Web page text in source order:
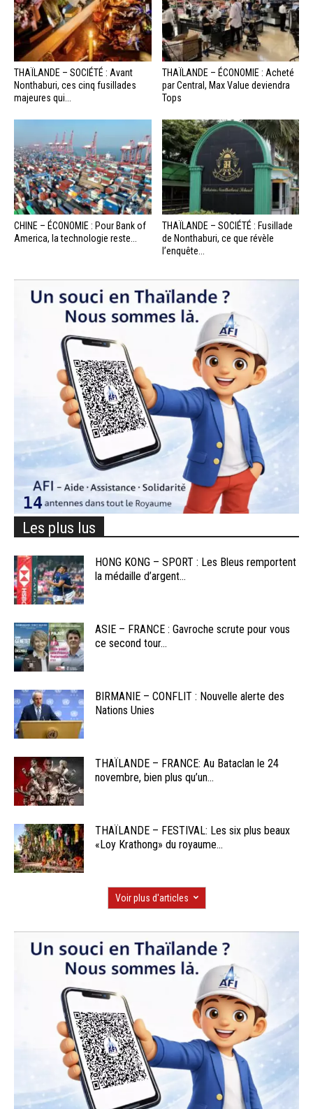
THAÏLANDE – SOCIÉTÉ : Avant
Nonthaburi, ces cinq fusillades
majeures qui...
THAÏLANDE – ÉCONOMIE : Acheté
par Central, Max Value deviendra
Tops
CHINE – ÉCONOMIE : Pour Bank of
America, la technologie reste...
THAÏLANDE – SOCIÉTÉ : Fusillade
de Nonthaburi, ce que révèle
l’enquête...
Les plus lus
HONG KONG – SPORT : Les Bleus remportent
la médaille d’argent...
ASIE – FRANCE : Gavroche scrute pour vous
ce second tour...
BIRMANIE – CONFLIT : Nouvelle alerte des
Nations Unies
THAÏLANDE – FRANCE: Au Bataclan le 24
novembre, bien plus qu’un...
THAÏLANDE – FESTIVAL: Les six plus beaux
«Loy Krathong» du royaume...
Voir plus d'articles